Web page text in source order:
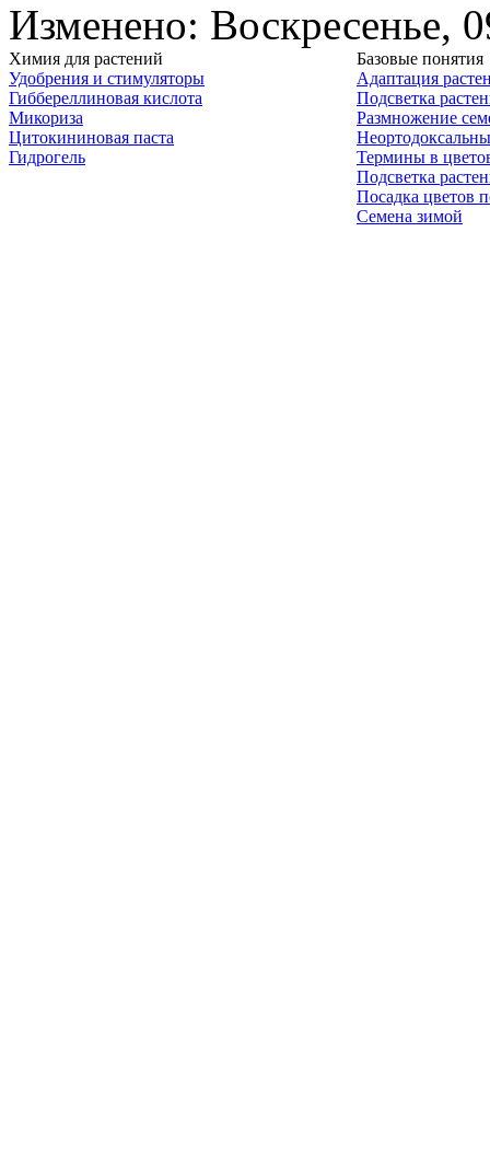
Изменено: Воскресенье,
Химия для растений
Удобрения и стимуляторы
Гиббереллиновая кислота
Микориза
Цитокининовая паста
Гидрогель
Базовые понятия
Адаптация
Подсветка
Размножение
Термины в
Подсветка
Посадка цветов
Семена зимой